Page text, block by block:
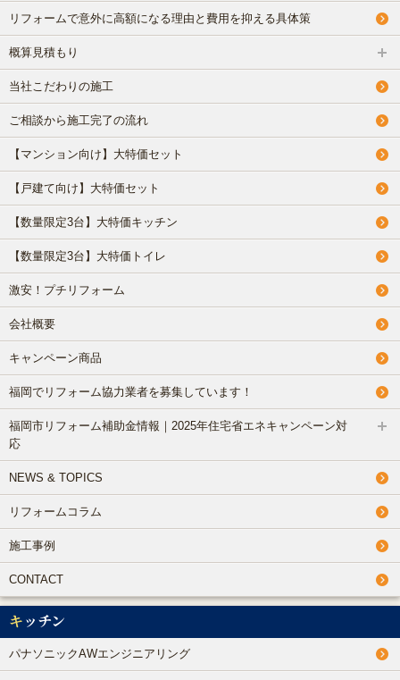
リフォームで意外に高額になる理由と費用を抑える具体策
概算見積もり
当社こだわりの施工
ご相談から施工完了の流れ
【マンション向け】大特価セット
【戸建て向け】大特価セット
【数量限定3台】大特価キッチン
【数量限定3台】大特価トイレ
激安！プチリフォーム
会社概要
キャンペーン商品
福岡でリフォーム協力業者を募集しています！
福岡市リフォーム補助金情報｜2025年住宅省エネキャンペーン対
応
NEWS & TOPICS
リフォームコラム
施工事例
CONTACT
キッチン
パナソニックAWエンジニアリング